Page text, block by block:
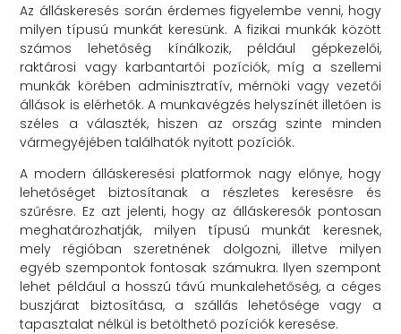
Az álláskeresés során érdemes figyelembe venni, hogy
milyen típusú munkát keresünk. A fizikai munkák között
számos lehetőség kínálkozik, például gépkezelői,
raktárosi vagy karbantartói pozíciók, míg a szellemi
munkák körében adminisztratív, mérnöki vagy vezetői
állások is elérhetők. A munkavégzés helyszínét illetően is
széles a választék, hiszen az ország szinte minden
vármegyéjében találhatók nyitott pozíciók.
A modern álláskeresési platformok nagy előnye, hogy
lehetőséget biztosítanak a részletes keresésre és
szűrésre. Ez azt jelenti, hogy az álláskeresők pontosan
meghatározhatják, milyen típusú munkát keresnek,
mely régióban szeretnének dolgozni, illetve milyen
egyéb szempontok fontosak számukra. Ilyen szempont
lehet például a hosszú távú munkalehetőség, a céges
buszjárat biztosítása, a szállás lehetősége vagy a
tapasztalat nélkül is betölthető pozíciók keresése.